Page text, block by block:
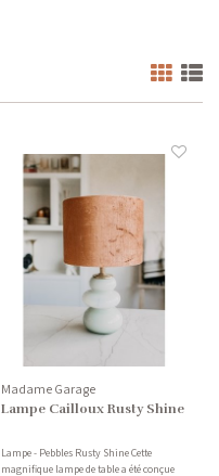
Madame Garage
Lampe Cailloux Rusty Shine
Lampe - Pebbles Rusty Shine Cette
magnifique lampe de table a été conçue